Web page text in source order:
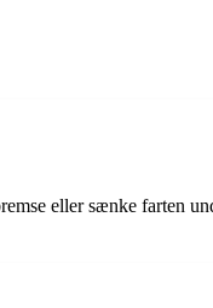
eller sænke farten